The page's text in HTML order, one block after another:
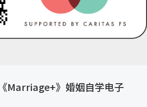
Marriage+》婚姻自学电子